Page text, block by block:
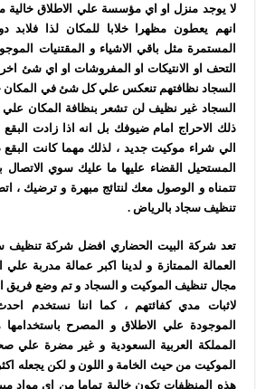
لا يوجد منزل او اي مؤسسة علي الاطلاق
انهم يعطون مظهرا خلابا للمكان لذا
المستمرة مثل باقي الاشياء و المقتنيات
التحف او الانتيكات او المفروشات او اي شئ
السجاد نظافتهم تنعكس علي كل شئ في المكان
السجاد غير نظيف لن تشعر بنظافة المكان
ذلك الاحراج امام ضيوفك بل انه اذا زادت
الي شراء موكيت جديد ، لذلك مهما كانت
المستحيل القضاء عليها ما عليك سوي الاتصال
تتمناه و الوصول معك لنتائج مبهرة و ترضيك ،
تنظيف سجاد بالرياض .
تعد شركة البيت الحضاري افضل شركة تنظيف
العمالة الممتازة و لدينا اكبر عمالة مدربة
مجال تنظيف الموكيت و السجاد و تم وضع فريق
لاثبات مدي كفائتهم ، كما اننا نستخدم
الموجودة علي الاطلاق و المصرح
المملكة العربية السعودية و غير مضرة علي
الموكيت من حيث الخامة و اللون و لكن يجعله
هذه المنظفات تكون خالية تماما من اي مواد